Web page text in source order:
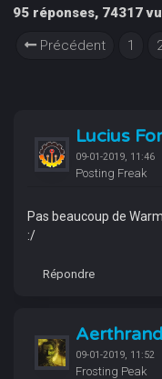
95 réponses, 74317
Précédent
1
Lucius
09-01-2019, 11:46
Posting Freak
Pas beaucoup de
:/
Répondre
09-01-2019, 11:52
Frosting Peak